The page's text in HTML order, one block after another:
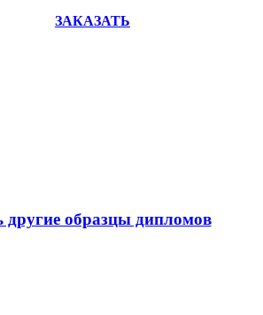
ЗАКАЗАТЬ
другие образцы дипломов